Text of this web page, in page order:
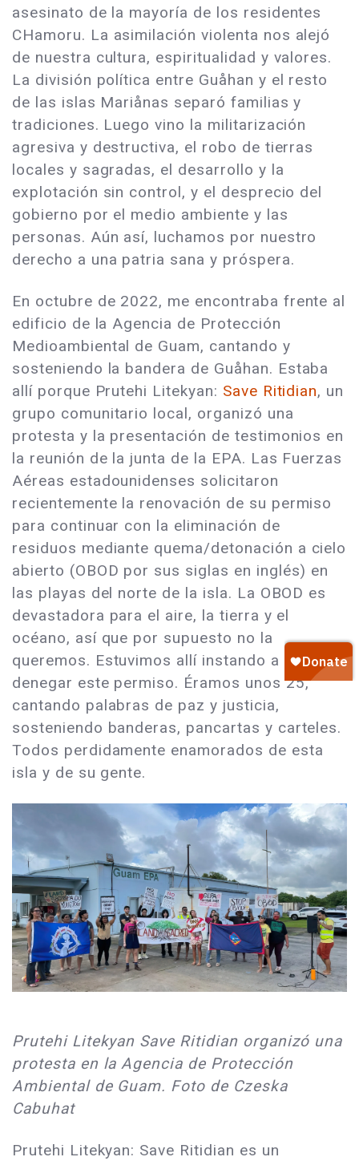
asesinato de la mayoría de los residentes
CHamoru. La asimilación violenta nos alejó
de nuestra cultura, espiritualidad y valores.
La división política entre Guåhan y el resto
de las islas Mariånas separó familias y
tradiciones. Luego vino la militarización
agresiva y destructiva, el robo de tierras
locales y sagradas, el desarrollo y la
explotación sin control, y el desprecio del
gobierno por el medio ambiente y las
personas. Aún así, luchamos por nuestro
derecho a una patria sana y próspera.
En octubre de 2022, me encontraba frente al
edificio de la Agencia de Protección
Medioambiental de Guam, cantando y
sosteniendo la bandera de Guåhan. Estaba
allí porque Prutehi Litekyan: Save Ritidian, un
grupo comunitario local, organizó una
protesta y la presentación de testimonios en
la reunión de la junta de la EPA. Las Fuerzas
Aéreas estadounidenses solicitaron
recientemente la renovación de su permiso
para continuar con la eliminación de
residuos mediante quema/detonación a cielo
abierto (OBOD por sus siglas en inglés) en
las playas del norte de la isla. La OBOD es
devastadora para el aire, la tierra y el
océano, así que por supuesto no la
queremos. Estuvimos allí instando a la EPA a
denegar este permiso. Éramos unos 25,
cantando palabras de paz y justicia,
sosteniendo banderas, pancartas y carteles.
Todos perdidamente enamorados de esta
isla y de su gente.
Prutehi Litekyan Save Ritidian organizó una
protesta en la Agencia de Protección
Ambiental de Guam. Foto de Czeska
Cabuhat
Prutehi Litekyan: Save Ritidian es un